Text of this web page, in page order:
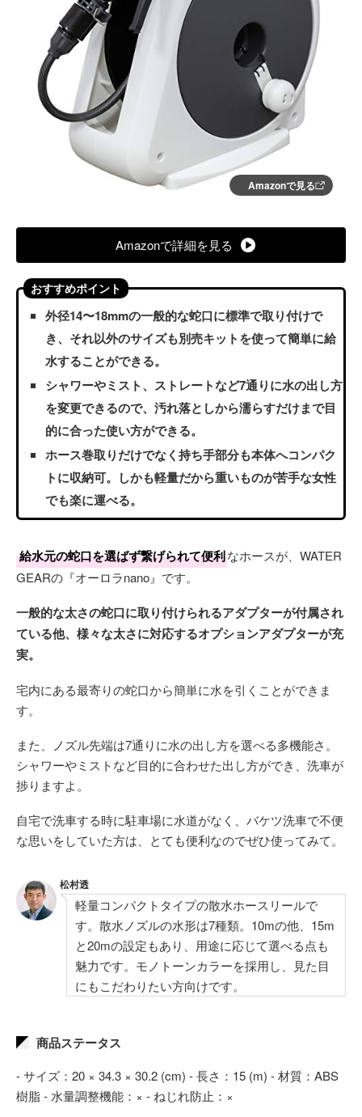
Amazonで見る
Amazonで詳細を見る
おすすめポイント
外径14〜18mmの一般的な蛇口に標準で取り付けで
き、それ以外のサイズも別売キットを使って簡単に給
水することができる。
シャワーやミスト、ストレートなど7通りに水の出し方
を変更できるので、汚れ落としから濡らすだけまで目
的に合った使い方ができる。
ホース巻取りだけでなく持ち手部分も本体へコンパク
トに収納可。しかも軽量だから重いものが苦手な女性
でも楽に運べる。
給水元の蛇口を選ばず繋げられて便利なホースが、WATER
GEARの『オーロラnano』です。
一般的な太さの蛇口に取り付けられるアダプターが付属され
ている他、様々な太さに対応するオプションアダプターが充
実。
宅内にある最寄りの蛇口から簡単に水を引くことができま
す。
また、ノズル先端は7通りに水の出し方を選べる多機能さ。
シャワーやミストなど目的に合わせた出し方ができ、洗車が
捗りますよ。
自宅で洗車する時に駐車場に水道がなく、バケツ洗車で不便
な思いをしていた方は、とても便利なのでぜひ使ってみて。
松村透
軽量コンパクトタイプの散水ホースリールで
す。散水ノズルの水形は7種類。10mの他、15m
と20mの設定もあり、用途に応じて選べる点も
魅力です。モノトーンカラーを採用し、見た目
にもこだわりたい方向けです。
商品ステータス
- サイズ：20 × 34.3 × 30.2 (cm) - 長さ：15 (m) - 材質：ABS
樹脂 - 水量調整機能：× - ねじれ防止：×